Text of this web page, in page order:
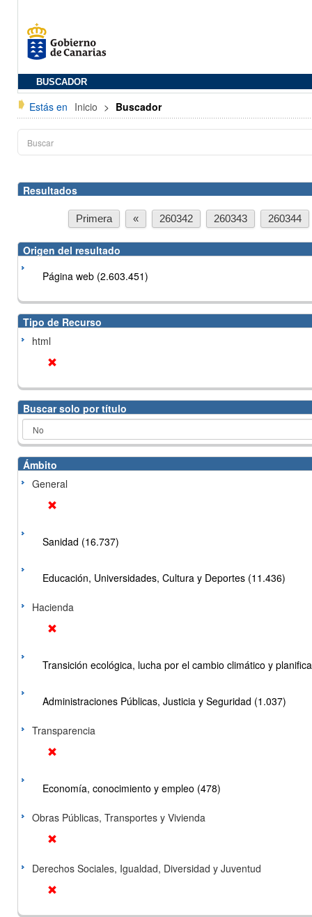
BUSCADOR
Estás en Inicio > Buscador
Resultados
Primera « 260342 260343 260344
Origen del resultado
Página web (2.603.451)
Tipo de Recurso
html
Buscar solo por título
Ámbito
General
Sanidad (16.737)
Educación, Universidades, Cultura y Deportes (11.436)
Hacienda
Transición ecológica, lucha por el cambio climático y
Administraciones Públicas, Justicia y Seguridad (1.037)
Transparencia
Economía, conocimiento y empleo (478)
Obras Públicas, Transportes y Vivienda
Derechos Sociales, Igualdad, Diversidad y Juventud